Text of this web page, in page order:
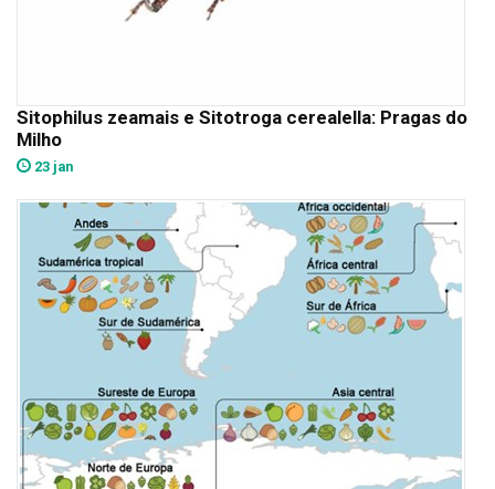
Sitophilus zeamais e Sitotroga cerealella: Pragas do
Milho
23 jan